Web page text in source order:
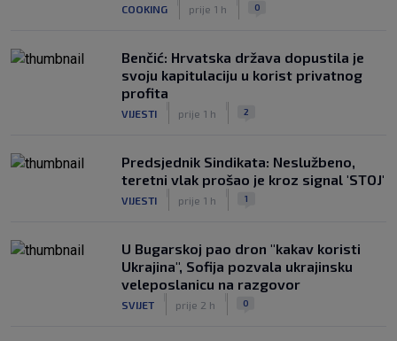
COOKING prije 1 h 0
Benčić: Hrvatska država dopustila je
svoju kapitulaciju u korist privatnog
profita
VIJESTI prije 1 h 2
Predsjednik Sindikata: Neslužbeno,
teretni vlak prošao je kroz signal 'STOJ'
VIJESTI prije 1 h 1
U Bugarskoj pao dron "kakav koristi
Ukrajina", Sofija pozvala ukrajinsku
veleposlanicu na razgovor
SVIJET prije 2 h 0